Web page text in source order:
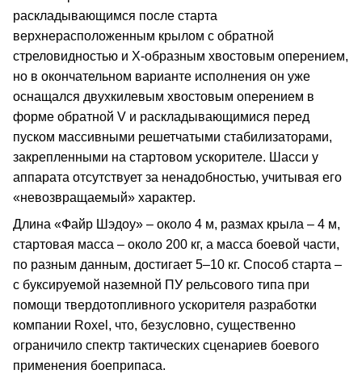
раскладывающимся после старта
верхнерасположенным крылом с обратной
стреловидностью и Х-образным хвостовым оперением,
но в окончательном варианте исполнения он уже
оснащался двухкилевым хвостовым оперением в
форме обратной V и раскладывающимися перед
пуском массивными решетчатыми стабилизаторами,
закрепленными на стартовом ускорителе. Шасси у
аппарата отсутствует за ненадобностью, учитывая его
«невозвращаемый» характер.
Длина «Файр Шэдоу» – около 4 м, размах крыла – 4 м,
стартовая масса – около 200 кг, а масса боевой части,
по разным данным, достигает 5–10 кг. Способ старта –
с буксируемой наземной ПУ рельсового типа при
помощи твердотопливного ускорителя разработки
компании Roxel, что, безусловно, существенно
ограничило спектр тактических сценариев боевого
применения боеприпаса.